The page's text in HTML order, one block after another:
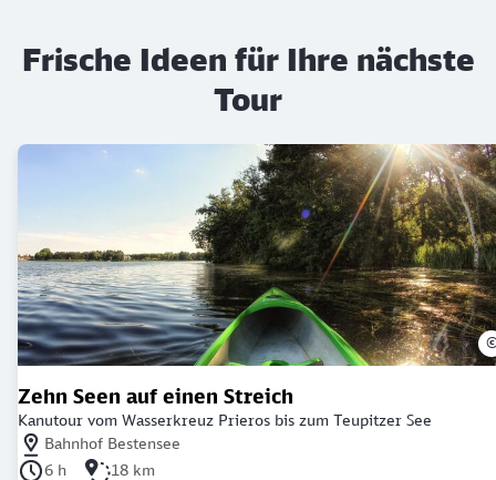
Frische Ideen für Ihre nächste
Tour
Zehn Seen auf einen Streich
Kanutour vom Wasserkreuz Prieros bis zum Teupitzer See
Nächstgelegener Bahnhof: Bahnhof Bestensee
Bahnhof Bestensee
Dauer der Tour: 6 Stunden
6 h Länge der Tour: 18 Kilometer
18 km